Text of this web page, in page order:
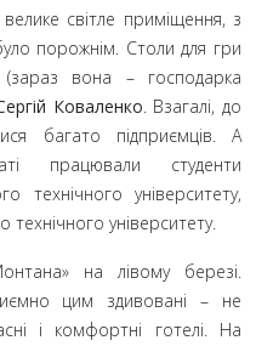
світле приміщення, з
порожнім. Столи для гри
(зараз вона
– господарка
Коваленко. Взагалі, до
багато підприємців. А
працювали студенти
технічного університету,
університету.
на лівому березі.
цим здивовані
– не
і комфортні готелі. На